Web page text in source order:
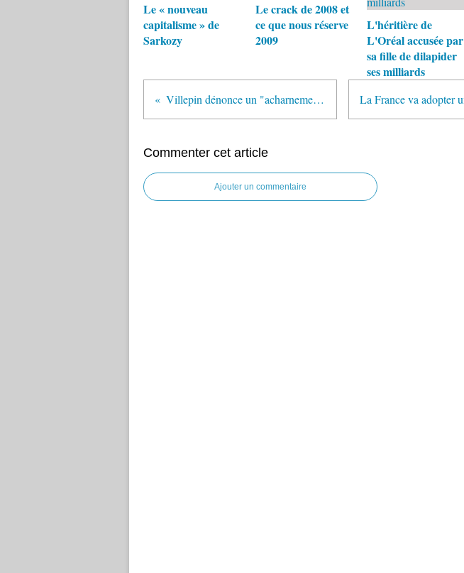
Le « nouveau
capitalisme » de
Sarkozy
Le crack de 2008 et
ce que nous réserve
2009
L'héritière de
L'Oréal accusée par
sa fille de dilapider
ses milliards
Villepin dénonce un "acharnement" dans l'affaire Clearstream
Commenter cet article
Ajouter un commentaire